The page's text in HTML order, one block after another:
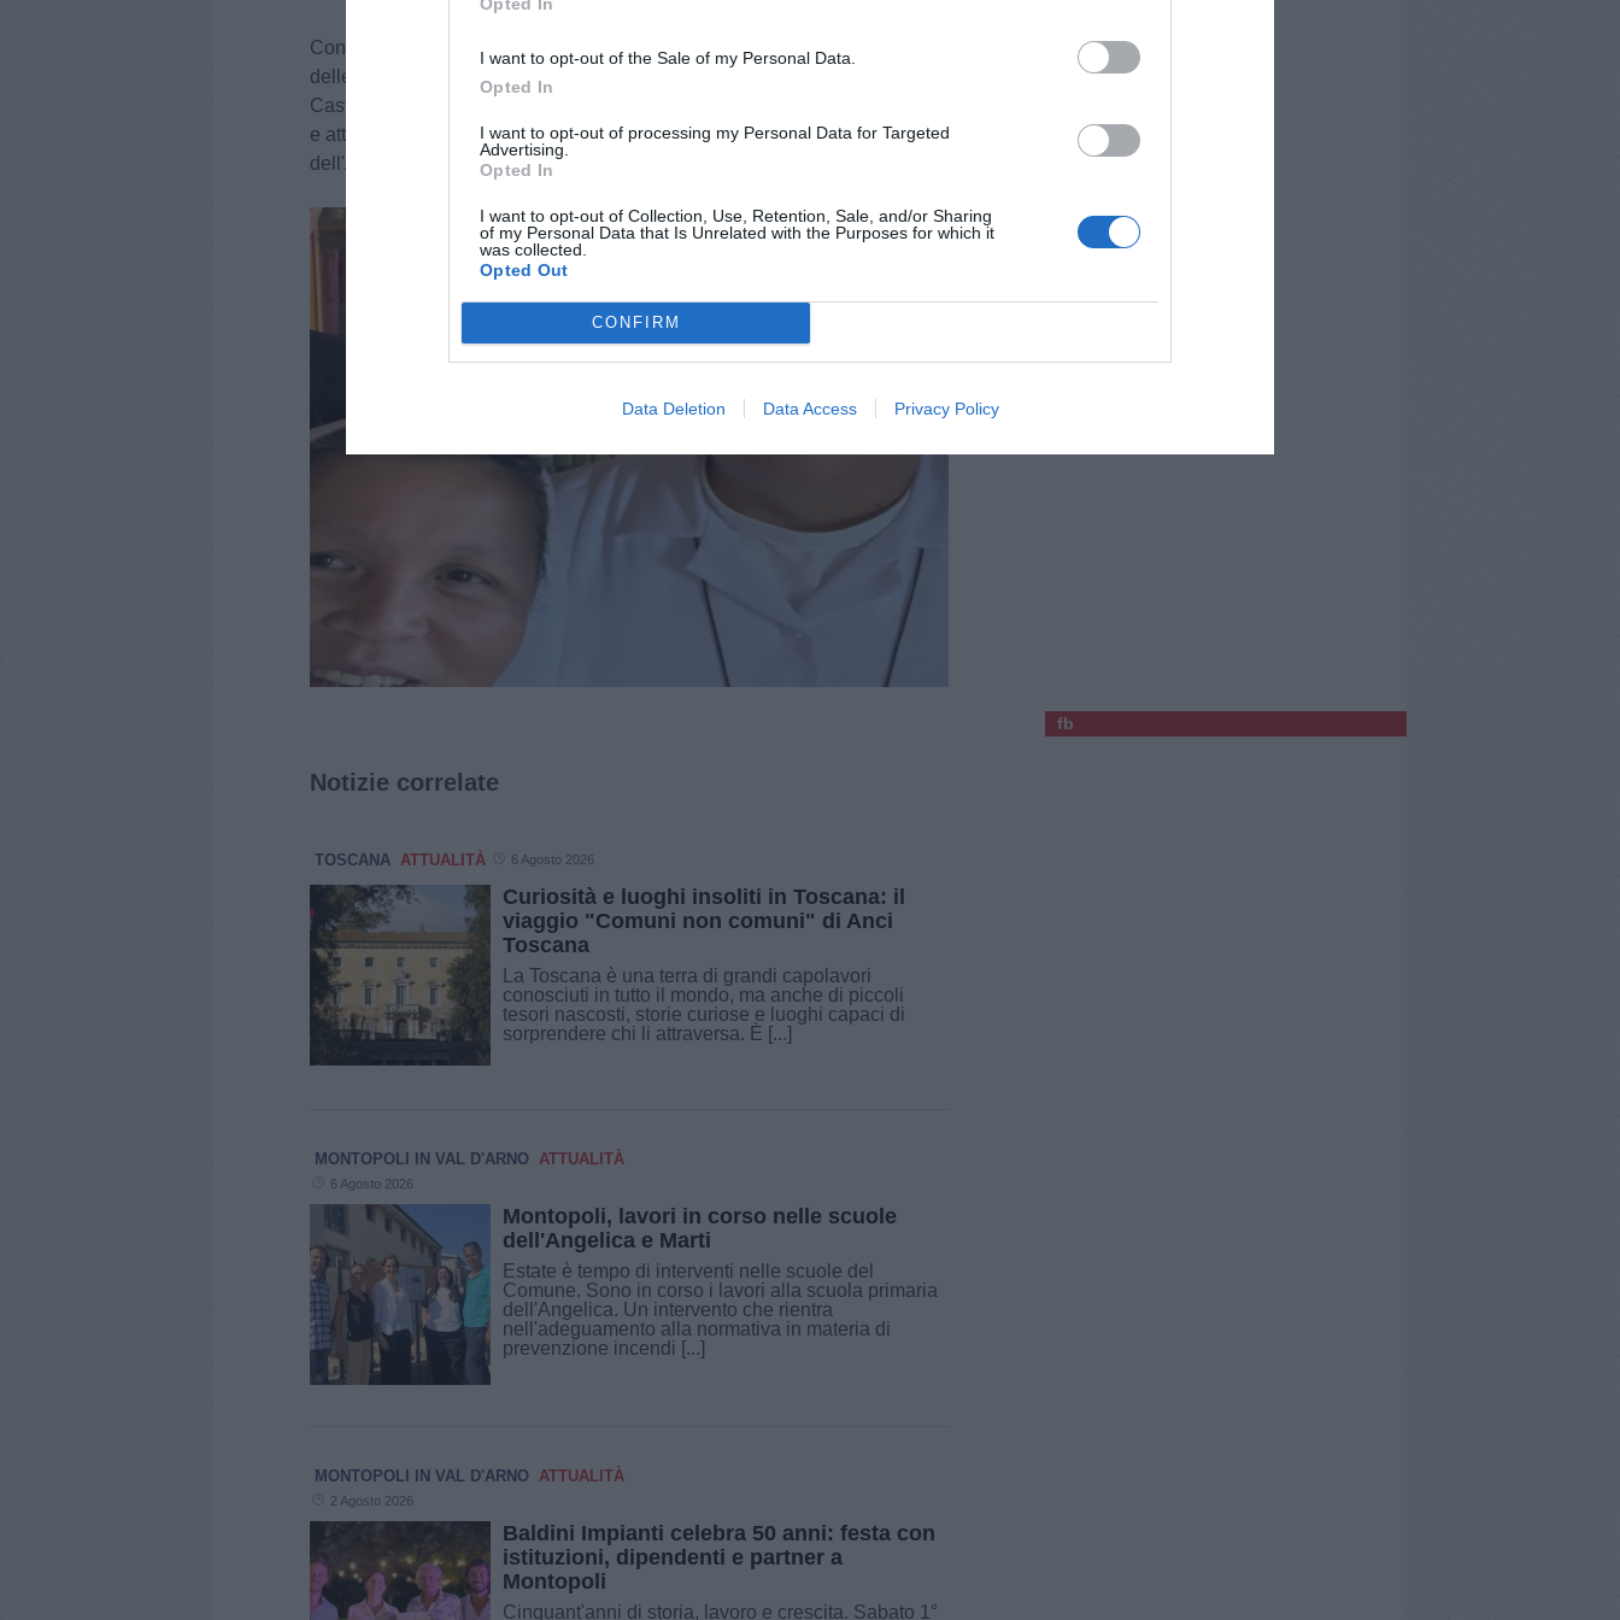
I want to opt-out of the Sale of my Personal Data.
Opted In
I want to opt-out of processing my Personal Data for Targeted
Advertising.
Opted In
I want to opt-out of Collection, Use, Retention, Sale, and/or Sharing
of my Personal Data that Is Unrelated with the Purposes for which it
was collected.
Opted Out
CONFIRM
Data Deletion Data Access Privacy Policy
Con questo gesto si conclude una delle iniziative promosse nell'ambito
delle celebrazioni per il venticinquesimo anniversario dell'Arco di
Castruccio, confermando ancora una volta il legame tra cultura, solidarietà
e attenzione al bene comune che da sempre caratterizza l'attività
dell'Associazione.
Notizie correlate
TOSCANA ATTUALITÀ 6 Agosto 2026
Curiosità e luoghi insoliti in Toscana: il
viaggio "Comuni non comuni" di Anci
Toscana
La Toscana è una terra di grandi capolavori
conosciuti in tutto il mondo, ma anche di piccoli
tesori nascosti, storie curiose e luoghi capaci di
sorprendere chi li attraversa. È [...]
MONTOPOLI IN VAL D'ARNO ATTUALITÀ
6 Agosto 2026
Montopoli, lavori in corso nelle scuole
dell'Angelica e Marti
Estate è tempo di interventi nelle scuole del
Comune. Sono in corso i lavori alla scuola primaria
dell'Angelica. Un intervento che rientra
nell'adeguamento alla normativa in materia di
prevenzione incendi [...]
MONTOPOLI IN VAL D'ARNO ATTUALITÀ
2 Agosto 2026
Baldini Impianti celebra 50 anni: festa con
istituzioni, dipendenti e partner a
Montopoli
Cinquant'anni di storia, lavoro e crescita. Sabato 1°
fb